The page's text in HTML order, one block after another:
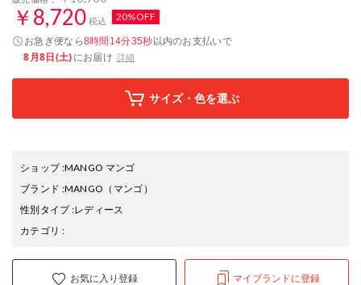
￥8,720 税込 20%OFF
お急ぎ便なら8時間14分34秒以内のお支払いで
8月8日(土)にお届け 詳細
サイズ・色を選ぶ
ショップ:MANGO マンゴ
ブランド :MANGO （マンゴ）
性別タイプ:レディース
カテゴリ :
お気に入り登録 マイブランドに登録